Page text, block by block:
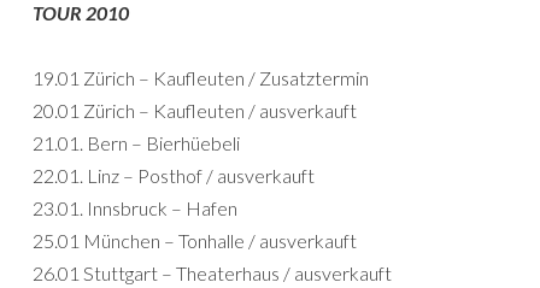
TOUR 2010
19.01 Zürich – Kaufleuten / Zusatztermin
20.01 Zürich – Kaufleuten / ausverkauft
21.01. Bern – Bierhüebeli
22.01. Linz – Posthof / ausverkauft
23.01. Innsbruck – Hafen
25.01 München – Tonhalle / ausverkauft
26.01 Stuttgart – Theaterhaus / ausverkauft